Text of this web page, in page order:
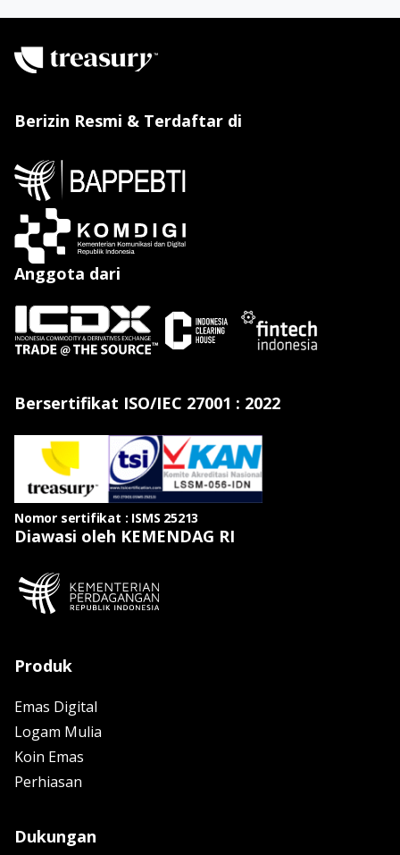
Berizin Resmi & Terdaftar di
Anggota dari
Bersertifikat ISO/IEC 27001 : 2022
Nomor sertifikat : ISMS 25213
Diawasi oleh KEMENDAG RI
Produk
Emas Digital
Logam Mulia
Koin Emas
Perhiasan
Dukungan